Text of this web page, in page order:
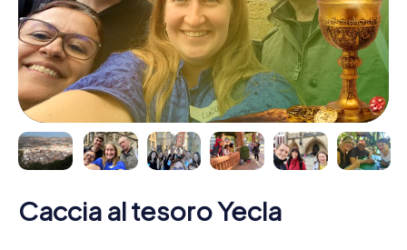
Caccia al tesoro Yecla